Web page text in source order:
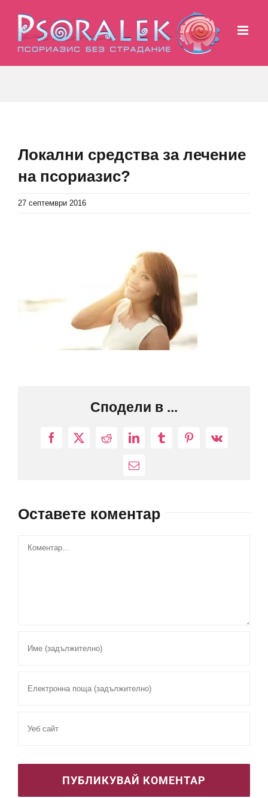
content
Локални средства за лечение
на псориазис?
27 септември 2016
Сподели в ...
Facebook
X RedditLinkedInTumblrPinterest
Vk
Електронна
Оставете коментар